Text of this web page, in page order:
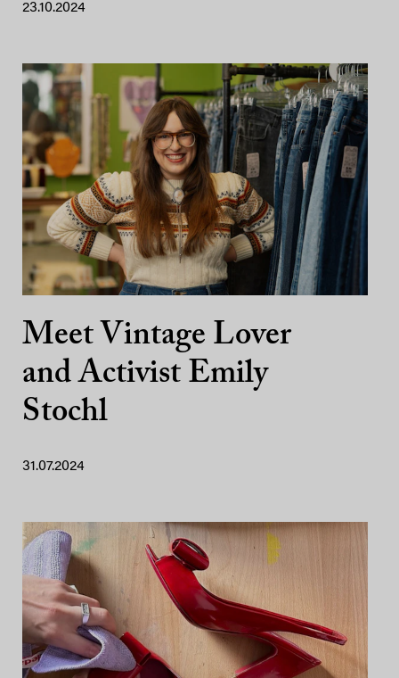
23.10.2024
Meet Vintage Lover
and Activist Emily
Stochl
31.07.2024